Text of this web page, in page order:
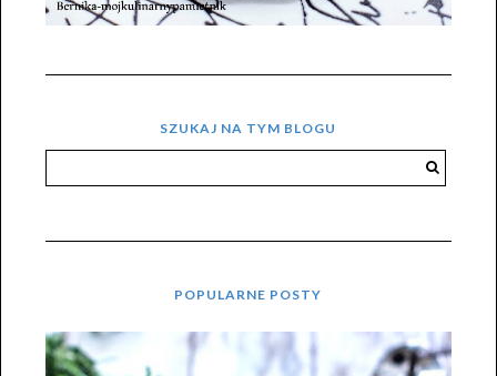
SZUKAJ NA TYM BLOGU
POPULARNE POSTY